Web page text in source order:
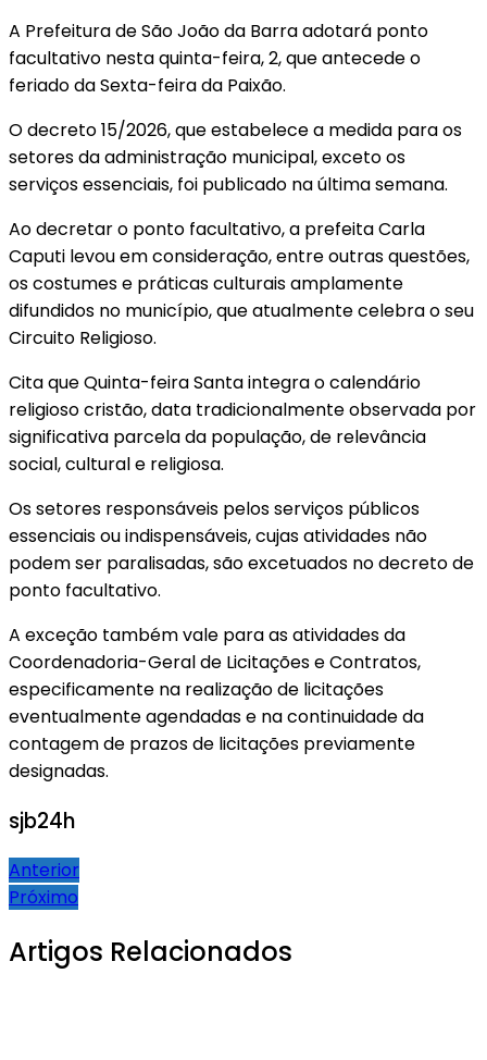
A Prefeitura de São João da Barra adotará ponto
facultativo nesta quinta-feira, 2, que antecede o
feriado da Sexta-feira da Paixão.
O decreto 15/2026, que estabelece a medida para os
setores da administração municipal, exceto os
serviços essenciais, foi publicado na última semana.
Ao decretar o ponto facultativo, a prefeita Carla
Caputi levou em consideração, entre outras questões,
os costumes e práticas culturais amplamente
difundidos no município, que atualmente celebra o seu
Circuito Religioso.
Cita que Quinta-feira Santa integra o calendário
religioso cristão, data tradicionalmente observada por
significativa parcela da população, de relevância
social, cultural e religiosa.
Os setores responsáveis pelos serviços públicos
essenciais ou indispensáveis, cujas atividades não
podem ser paralisadas, são excetuados no decreto de
ponto facultativo.
A exceção também vale para as atividades da
Coordenadoria-Geral de Licitações e Contratos,
especificamente na realização de licitações
eventualmente agendadas e na continuidade da
contagem de prazos de licitações previamente
designadas.
sjb24h
Navegação
de
Post
Anterior
Próximo
Artigos Relacionados